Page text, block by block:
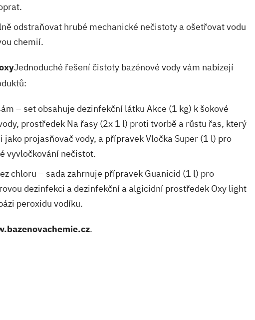
odstraňovat hrubé mechanické nečistoty a ošetřovat vodu
chemií.
Jednoduché řešení čistoty bazénové vody vám nabízejí
– set obsahuje dezinfekční látku Akce (1 kg) k šokové
prostředek Na řasy (2x 1 l) proti tvorbě a růstu řas, který
jako projasňovač vody, a přípravek Vločka Super (1 l) pro
vyvločkování nečistot.
chloru – sada zahrnuje přípravek Guanicid (1 l) pro
dezinfekci a dezinfekční a algicidní prostředek Oxy light
peroxidu vodíku.
.